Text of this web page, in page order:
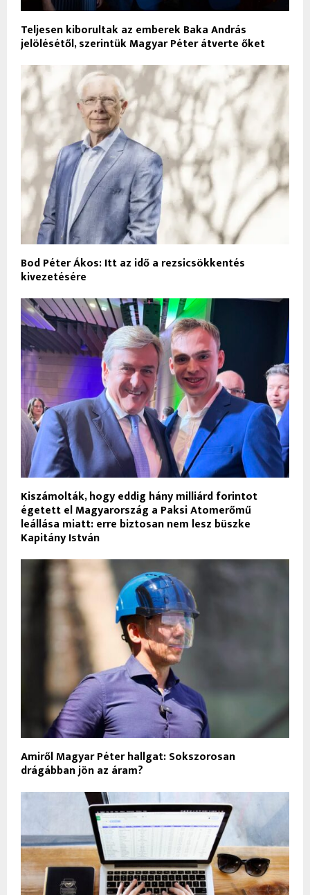
Teljesen kiborultak az emberek Baka András
jelölésétől, szerintük Magyar Péter átverte őket
Bod Péter Ákos: Itt az idő a rezsicsökkentés
kivezetésére
Kiszámolták, hogy eddig hány milliárd forintot
égetett el Magyarország a Paksi Atomerőmű
leállása miatt: erre biztosan nem lesz büszke
Kapitány István
Amiről Magyar Péter hallgat: Sokszorosan
drágábban jön az áram?